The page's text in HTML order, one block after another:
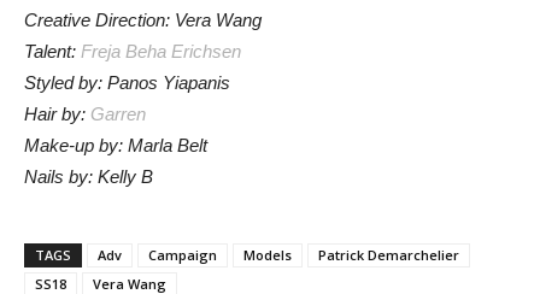
Creative Direction: Vera Wang
Talent: Freja Beha Erichsen
Styled by: Panos Yiapanis
Hair by: Garren
Make-up by: Marla Belt
Nails by: Kelly B
TAGS Adv Campaign Models
Patrick Demarchelier
SS18
Vera Wang